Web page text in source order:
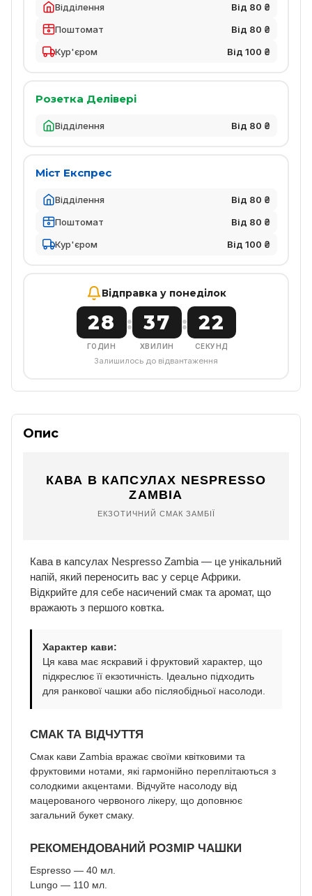
Відділення
Від 80 ₴
Поштомат
Від 80 ₴
Кур'єром
Від 100 ₴
Розетка Делівері
Відділення Від 80 ₴
Міст Експрес
Відділення
Від 80 ₴
Поштомат
Від 80 ₴
Кур'єром
Від 100 ₴
Відправка у понеділок
28
ГОДИН
: 37
ХВИЛИН
: 22
СЕКУНД
Залишилось до відвантаження
Опис
КАВА В КАПСУЛАХ NESPRESSO
ZAMBIA
ЕКЗОТИЧНИЙ СМАК ЗАМБІЇ
Кава в капсулах Nespresso Zambia — це унікальний
напій, який переносить вас у серце Африки.
Відкрийте для себе насичений смак та аромат, що
вражають з першого ковтка.
Характер кави:
Ця кава має яскравий і фруктовий характер, що
підкреслює її екзотичність. Ідеально підходить
для ранкової чашки або післяобідньої насолоди.
СМАК ТА ВІДЧУТТЯ
Смак кави Zambia вражає своїми квітковими та
фруктовими нотами, які гармонійно переплітаються з
солодкими акцентами. Відчуйте насолоду від
мацерованого червоного лікеру, що доповнює
загальний букет смаку.
РЕКОМЕНДОВАНИЙ РОЗМІР ЧАШКИ
Espresso — 40 мл.
Lungo — 110 мл.